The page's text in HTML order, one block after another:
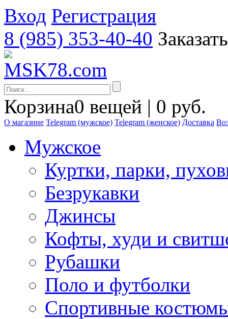
Вход Регистрация
8 (985) 353-40-40
Корзина0 вещей | 0 руб.
О магазине Telegram (мужское) Telegram (женское) Доставка
Мужское
Куртки, парки,
Безрукавки
Джинсы
Кофты, худи и
Рубашки
Поло и футболки
Спортивные